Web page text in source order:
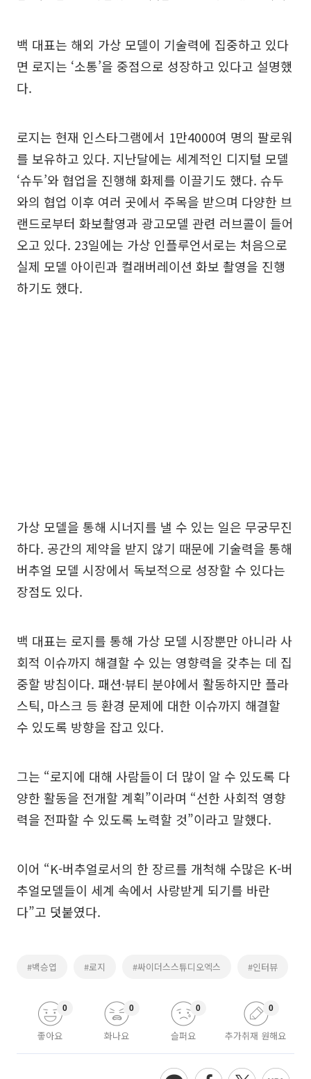
백 대표는 해외 가상 모델이 기술력에 집중하고 있다
면 로지는 ‘소통’을 중점으로 성장하고 있다고 설명했
다.
로지는 현재 인스타그램에서 1만4000여 명의 팔로워
를 보유하고 있다. 지난달에는 세계적인 디지털 모델
‘슈두’와 협업을 진행해 화제를 이끌기도 했다. 슈두
와의 협업 이후 여러 곳에서 주목을 받으며 다양한 브
랜드로부터 화보촬영과 광고모델 관련 러브콜이 들어
오고 있다. 23일에는 가상 인플루언서로는 처음으로
실제 모델 아이린과 컬래버레이션 화보 촬영을 진행
하기도 했다.
가상 모델을 통해 시너지를 낼 수 있는 일은 무궁무진
하다. 공간의 제약을 받지 않기 때문에 기술력을 통해
버추얼 모델 시장에서 독보적으로 성장할 수 있다는
장점도 있다.
백 대표는 로지를 통해 가상 모델 시장뿐만 아니라 사
회적 이슈까지 해결할 수 있는 영향력을 갖추는 데 집
중할 방침이다. 패션·뷰티 분야에서 활동하지만 플라
스틱, 마스크 등 환경 문제에 대한 이슈까지 해결할
수 있도록 방향을 잡고 있다.
그는 “로지에 대해 사람들이 더 많이 알 수 있도록 다
양한 활동을 전개할 계획”이라며 “선한 사회적 영향
력을 전파할 수 있도록 노력할 것”이라고 말했다.
이어 “K-버추얼로서의 한 장르를 개척해 수많은 K-버
추얼모델들이 세계 속에서 사랑받게 되기를 바란
다”고 덧붙였다.
#백승엽 #로지 #싸이더스스튜디오엑스 #인터뷰
좋아요
0
화나요
0
슬퍼요
0
추가취재 원해요
0